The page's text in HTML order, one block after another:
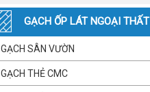
GẠCH ỐP LÁT NGOẠI THẤT
GẠCH SÂN VƯỜN
GẠCH THẺ CMC